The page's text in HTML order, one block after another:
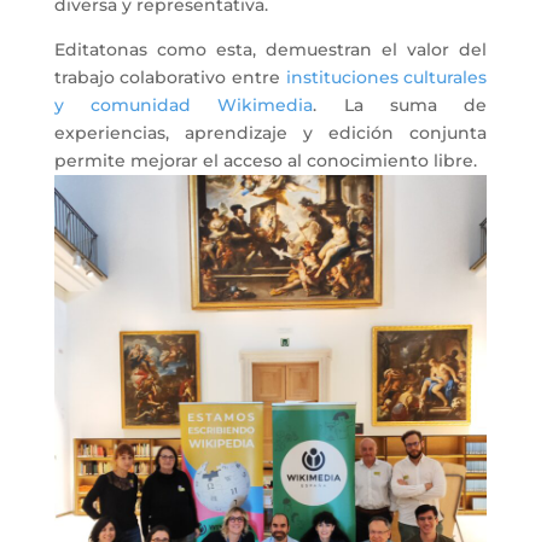
diversa y representativa.
Editatonas como esta, demuestran el valor del
trabajo colaborativo entre instituciones culturales
y comunidad Wikimedia. La suma de
experiencias, aprendizaje y edición conjunta
permite mejorar el acceso al conocimiento libre.